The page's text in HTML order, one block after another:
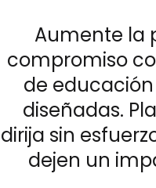
Get 80% OFF
Recursos
Blog
Plantillas
Centro de ayuda
Aumente la
compromiso
de
diseñadas.
dirija sin
dejen un